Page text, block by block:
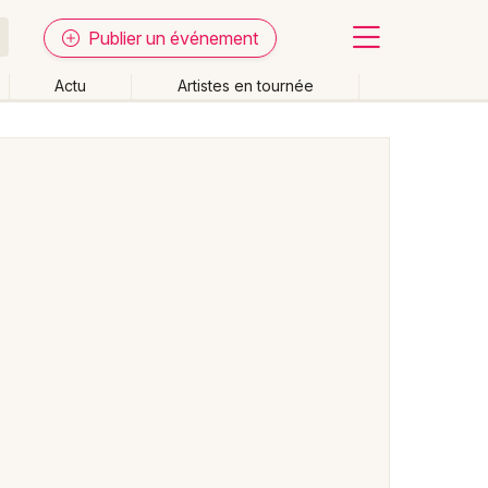
Publier un événement
Actu Artistes en tournée